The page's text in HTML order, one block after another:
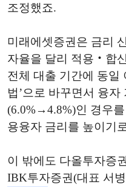
조정했죠.
미래에셋증권은 금리
자율을 달리 적용‧합
전체 대출 기간에 동일
법’으로 바꾸면서 융자
(6.0%→4.8%)인 경우
용융자 금리를 높이기
이 밖에도 다올투자증
IBK투자증권(대표 서